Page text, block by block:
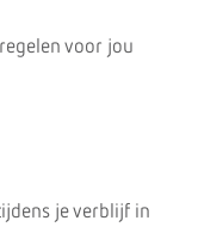
voor jou
je verblijf in